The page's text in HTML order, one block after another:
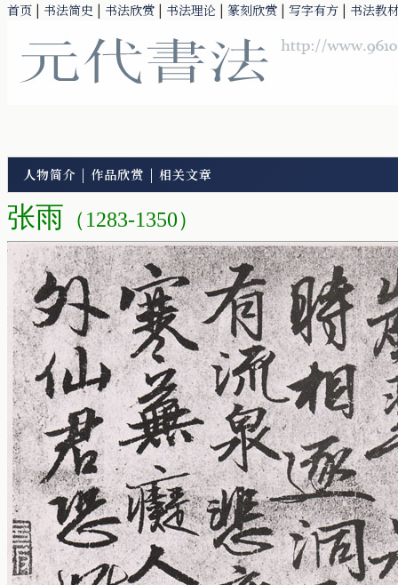
首页 | 书法简史 | 书法欣赏 | 书法理论 | 篆刻欣赏 | 写字有方 | 书法教
人物简介 | 作品欣赏 | 相关文章
张雨 （1283-1350）